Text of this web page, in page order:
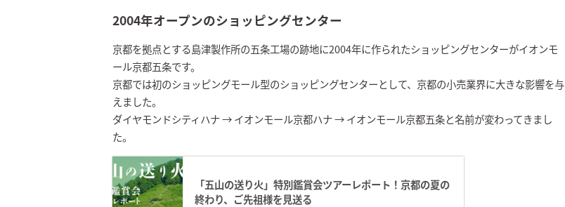
2004年オープンのショッピングセンター
京都を拠点とする島津製作所の五条工場の跡地に2004年に作られたショッピングセンターがイオンモ
ール京都五条です。
京都では初のショッピングモール型のショッピングセンターとして、京都の小売業界に大きな影響を与
えました。
ダイヤモンドシティハナ → イオンモール京都ハナ → イオンモール京都五条と名前が変わってきまし
た。
「五山の送り火」特別鑑賞会ツアーレポート！京都の夏の
終わり、ご先祖様を見送る